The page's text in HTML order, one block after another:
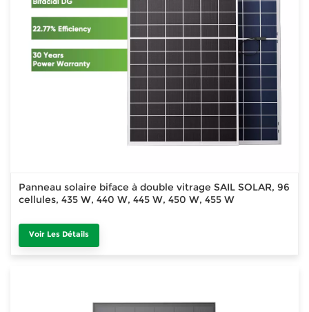
Panneau solaire biface à double vitrage SAIL SOLAR, 96
cellules, 435 W, 440 W, 445 W, 450 W, 455 W
Voir Les Détails